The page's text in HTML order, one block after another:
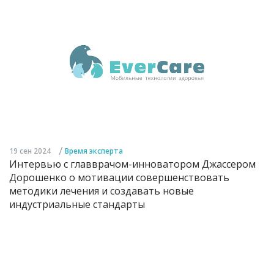
19 сен 2024 / Время эксперта
Интервью с главврачом-инноватором Джассером
Дорошенко о мотивации совершенствовать
методики лечения и создавать новые
индустриальные стандарты